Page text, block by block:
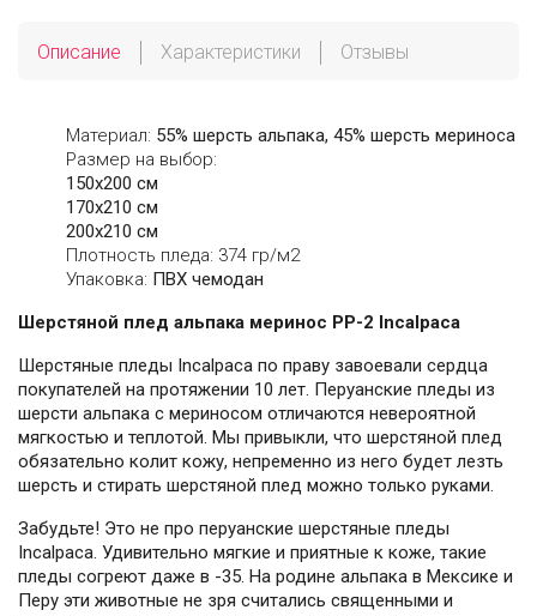
Описание Характеристики Отзывы
Материал: 55% шерсть альпака, 45% шерсть мериноса
Размер на выбор:
150х200 см
170х210 см
200х210 см
Плотность пледа: 374 гр/м2
Упаковка: ПВХ чемодан
Шерстяной плед альпака меринос PP-2 Incalpaca
Шерстяные пледы Incalpaca по праву завоевали сердца
покупателей на протяжении 10 лет. Перуанские пледы из
шерсти альпака с мериносом отличаются невероятной
мягкостью и теплотой. Мы привыкли, что шерстяной плед
обязательно колит кожу, непременно из него будет лезть
шерсть и стирать шерстяной плед можно только руками.
Забудьте! Это не про перуанские шерстяные пледы
Incalpaca. Удивительно мягкие и приятные к коже, такие
пледы согреют даже в -35. На родине альпака в Мексике и
Перу эти животные не зря считались священными и